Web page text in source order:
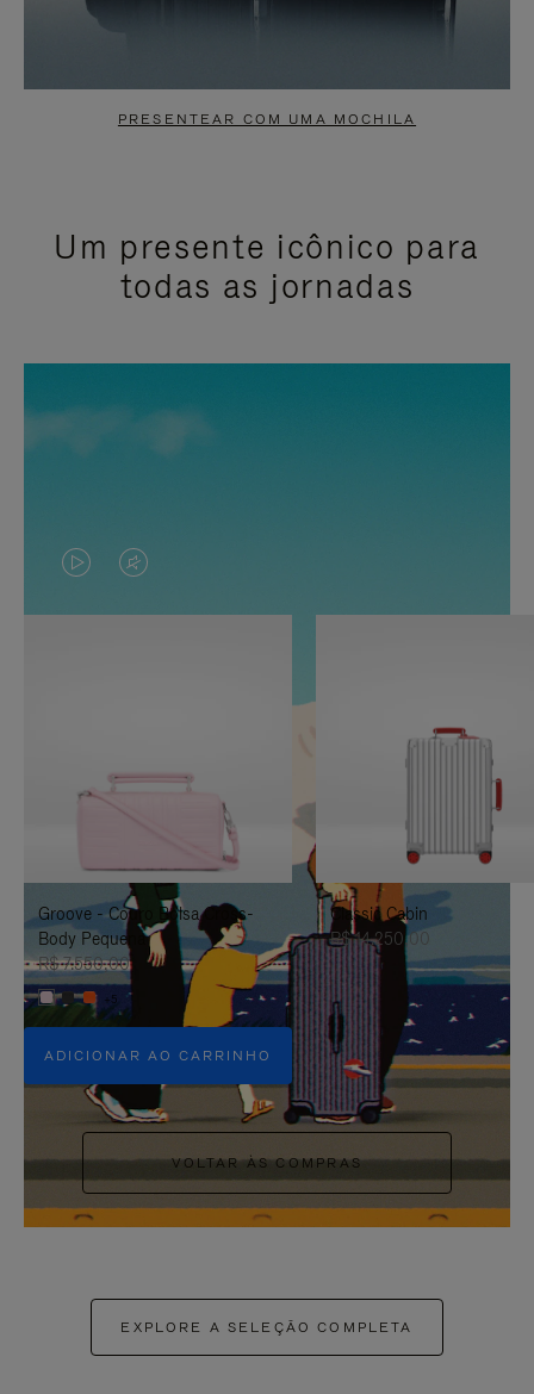
PRESENTEAR COM UMA MOCHILA
Um presente icônico para
todas as jornadas
O
VÍDEO
PRESSIONE
PAUSÁ-
LO
O
VÍDEO
FAVOR,
CLIQUE
PARA
ATIVÁ-
LO
Groove - Couro Bolsa Cross-
Body Pequena
R$ 7.550,00
+5
ADICIONAR AO CARRINHO
Classic Cabin
R$ 14.250,00
VOLTAR ÀS COMPRAS
EXPLORE A SELEÇÃO COMPLETA